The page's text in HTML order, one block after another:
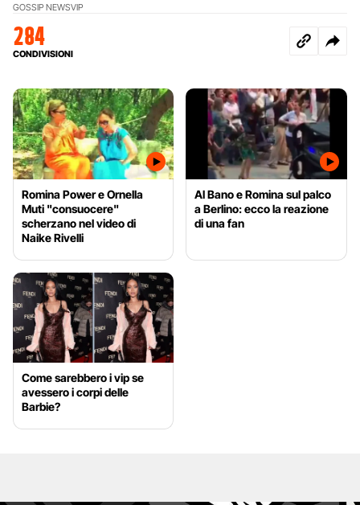
GOSSIP NEWSVIP
284
CONDIVISIONI
Romina Power e Ornella
Muti "consuocere"
scherzano nel video di
Naike Rivelli
Al Bano e Romina sul palco
a Berlino: ecco la reazione
di una fan
Come sarebbero i vip se
avessero i corpi delle
Barbie?